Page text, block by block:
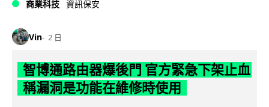
商業科技 資訊保安
Vin 2 日
智博通路由器爆後門 官方緊急下架止血
稱漏洞是功能在維修時使用